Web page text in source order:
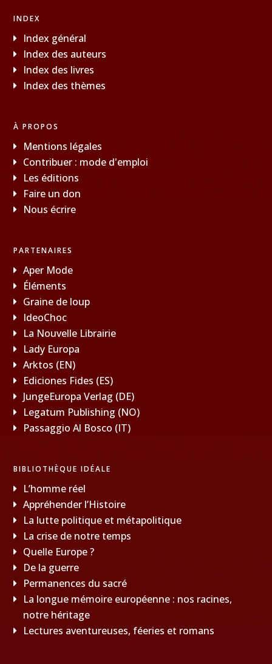
INDEX
Index général
Index des auteurs
Index des livres
Index des thèmes
À PROPOS
Mentions légales
Contribuer : mode d'emploi
Les éditions
Faire un don
Nous écrire
PARTENAIRES
Aper Mode
Éléments
Graine de loup
IdeoChoc
La Nouvelle Librairie
Lady Europa
Arktos (EN)
Ediciones Fides (ES)
JungeEuropa Verlag (DE)
Legatum Publishing (NO)
Passaggio Al Bosco (IT)
BIBLIOTHÈQUE IDÉALE
L’homme réel
Appréhender l’Histoire
La lutte politique et métapolitique
La crise de notre temps
Quelle Europe ?
De la guerre
Permanences du sacré
La longue mémoire européenne : nos racines,
notre héritage
Lectures aventureuses, féeries et romans